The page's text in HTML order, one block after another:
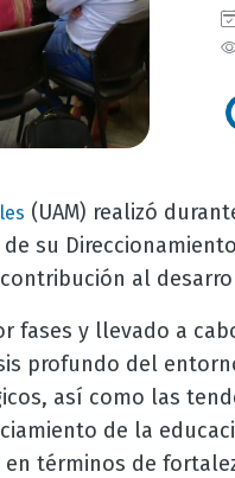
(UAM) realizó
su
al
fases y llevado a
profundo del
así como las
de la
en términos de